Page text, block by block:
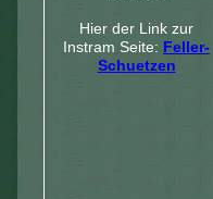
Hier der Link zur
Instram Seite: Feller-
Schuetzen